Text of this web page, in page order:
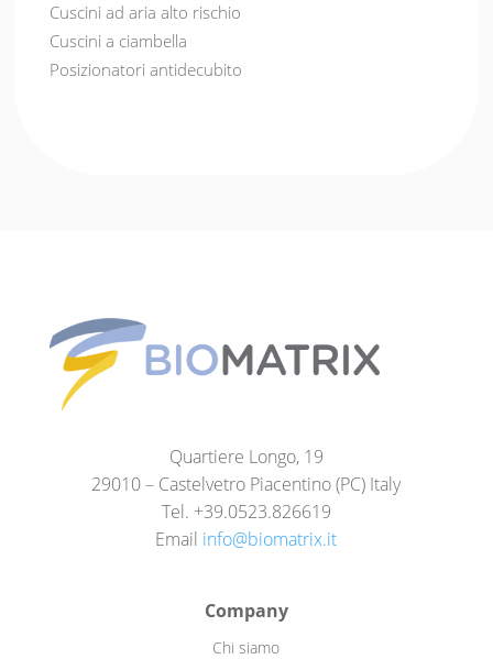
Cuscini ad aria alto rischio
Cuscini a ciambella
Posizionatori antidecubito
Quartiere Longo, 19
29010 – Castelvetro Piacentino (PC) Italy
Tel. +39.0523.826619
Email info@biomatrix.it
Company
Chi siamo